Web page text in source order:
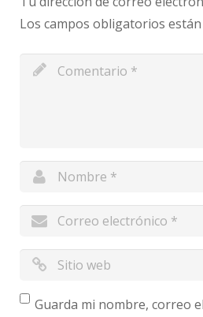
Los campos obligatorios
Guarda mi nombre, correo